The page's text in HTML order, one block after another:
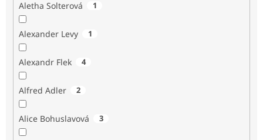
Aletha Solterová 1
Alexander Levy 1
Alexandr Flek 4
Alfred Adler 2
Alice Bohuslavová 3